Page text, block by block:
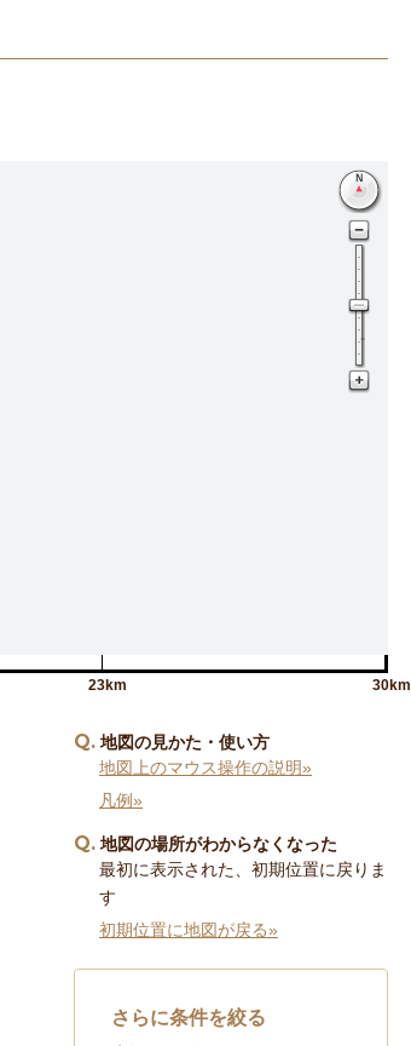
23km 30km
Q 地図の見かた・使い方
地図上のマウス操作の説明»
凡例»
Q 地図の場所がわからなくなった
最初に表示された、初期位置に戻りま
す
初期位置に地図が戻る»
さらに条件を絞る